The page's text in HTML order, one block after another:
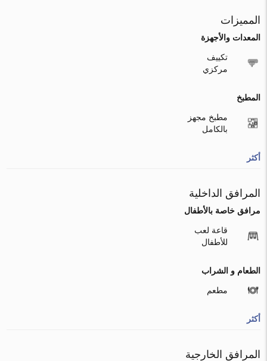
المميزات
المعدات والأجهزة
تكييف
مركزي
المطبخ
مطبخ مجهز
بالكامل
أكثر
المرافق الداخلية
مرافق خاصة بالأطفال
قاعة لعب
للأطفال
الطعام و الشراب
مطعم
أكثر
المرافق الخارجية